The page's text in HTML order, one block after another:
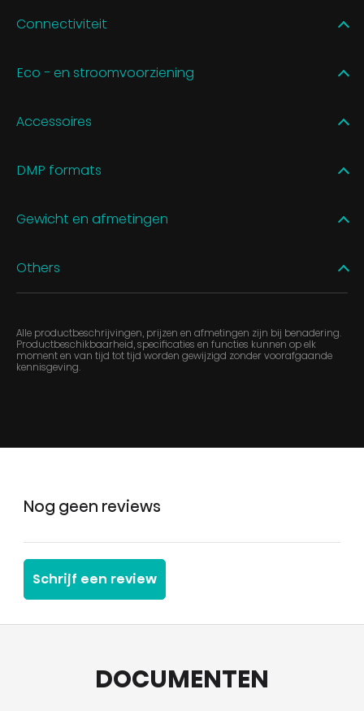
Connectiviteit
Eco - en stroomvoorziening
Accessoires
DMP formats
Gewicht en afmetingen
Others
Alle productbeschrijvingen, prijzen en afmetingen zijn bij benadering.
Productbeschikbaarheid, specificaties en functies kunnen op elk
moment en van tijd tot tijd worden gewijzigd zonder voorafgaande
kennisgeving.
Nog geen reviews
Schrijf een review
DOCUMENTEN